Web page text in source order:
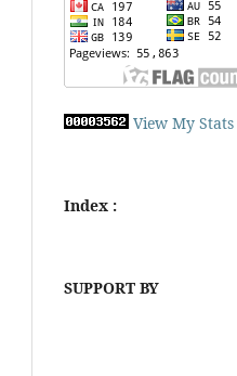
View My Stats
Index :
SUPPORT BY